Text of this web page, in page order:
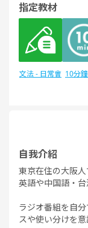
指定教材
文法 - 日常會 10分
N1
自我介紹
東京在住の大阪
英語や中国語・
ラジオ番組を自
スや使い分けを意